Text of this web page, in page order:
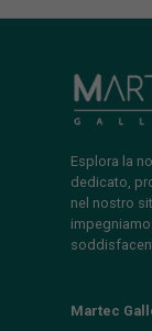
Esplora la
dedicato,
nel nostro
Martec